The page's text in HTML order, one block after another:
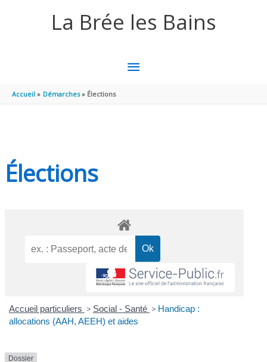
La Brée les Bains
MENU
Accueil Démarches Élections
Élections
Accueil particuliers > Social - Santé > Handicap :
allocations (AAH, AEEH) et aides
Dossier